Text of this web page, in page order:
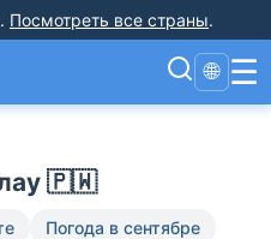
. Посмотреть все страны.
🌐 ☰
🇵🇼
Погода в сентябре